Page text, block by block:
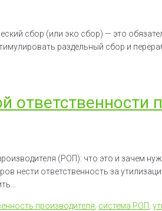
сбор (или эко сбор) — это
раздельный сбор и
ответственности
(РОП): что это и зачем
нести ответственность за
производителя система РОП